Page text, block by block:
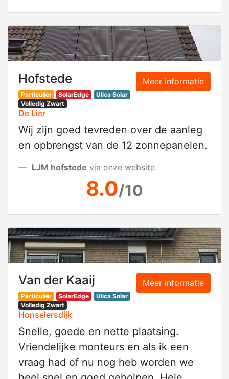
Meer informatie
Hofstede
Particulier SolarEdge
Ulica Solar
Volledig Zwart
De Lier
Wij zijn goed tevreden over de aanleg
en opbrengst van de 12 zonnepanelen.
LJM hofstede via onze website
8.0/10
Meer informatie
Van der Kaaij
Particulier SolarEdge
Ulica Solar
Volledig Zwart
Honselersdijk
Snelle, goede en nette plaatsing.
Vriendelijke monteurs en als ik een
vraag had of nu nog heb worden we